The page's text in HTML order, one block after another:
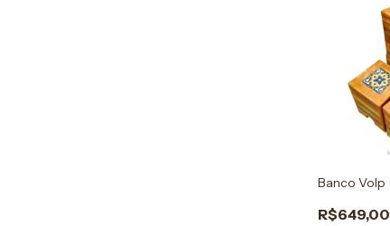
Banco Volp
R$649,00